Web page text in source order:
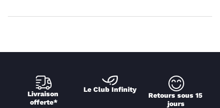
Livraison
offerte*
Le Club Infinity
Retours sous 15
jours